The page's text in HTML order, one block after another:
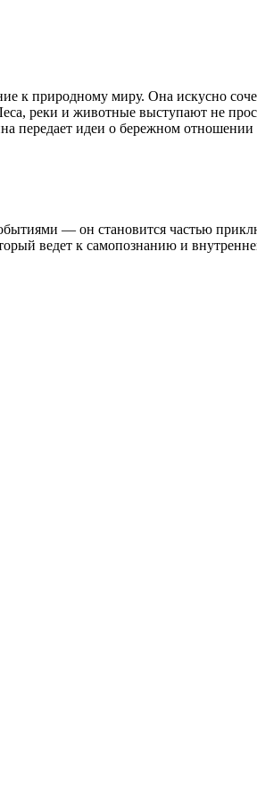
к природному миру. Она искусно
реки и животные выступают не
передает идеи о бережном
— он становится частью
ведет к самопознанию и